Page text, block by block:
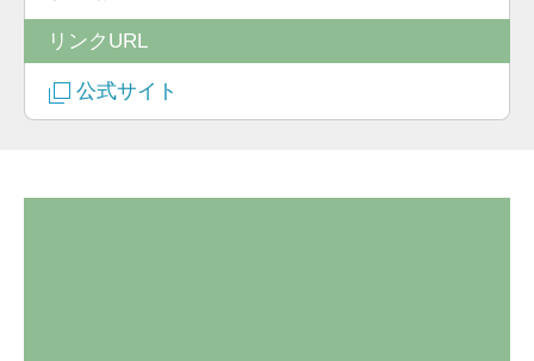
リンクURL
公式サイト